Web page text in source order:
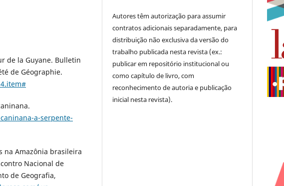
de la Guyane. Bulletin
de Géographie.
a-serpente-
na Amazônia brasileira
Nacional de
de Geografia,
Autores têm autorização para assumir
contratos adicionais separadamente, para
distribuição não exclusiva da versão do
trabalho publicada nesta revista (ex.:
publicar em repositório institucional ou
como capítulo de livro, com
reconhecimento de autoria e publicação
inicial nesta revista).